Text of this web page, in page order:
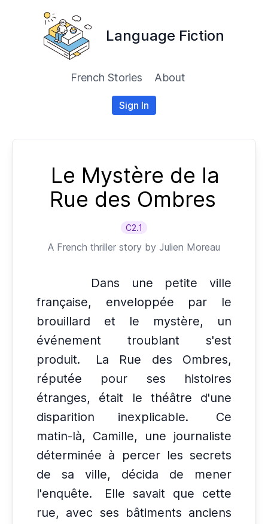
Language Fiction
French Stories About
Sign In
Le Mystère de la
Rue des Ombres
C2.1
A French thriller story by Julien Moreau
Dans une petite ville
française, enveloppée par le
brouillard et le mystère, un
événement troublant s'est
produit.
La Rue des Ombres,
réputée pour ses histoires
étranges, était le théâtre d'une
disparition inexplicable.
Ce
matin-là, Camille, une journaliste
déterminée à percer les secrets
de sa ville, décida de mener
l'enquête.
Elle savait que cette
rue, avec ses bâtiments anciens